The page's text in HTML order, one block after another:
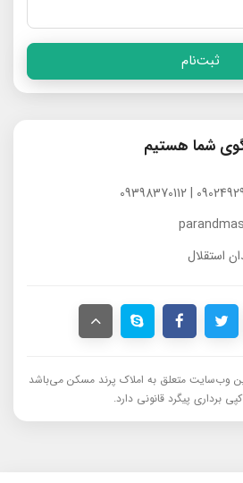
ثبت‌نام
شما هستیم
استقلال
وب‌سایت متعلق به املاک پرند مسکن می‌باشد
برداری پیگرد قانونی دارد.